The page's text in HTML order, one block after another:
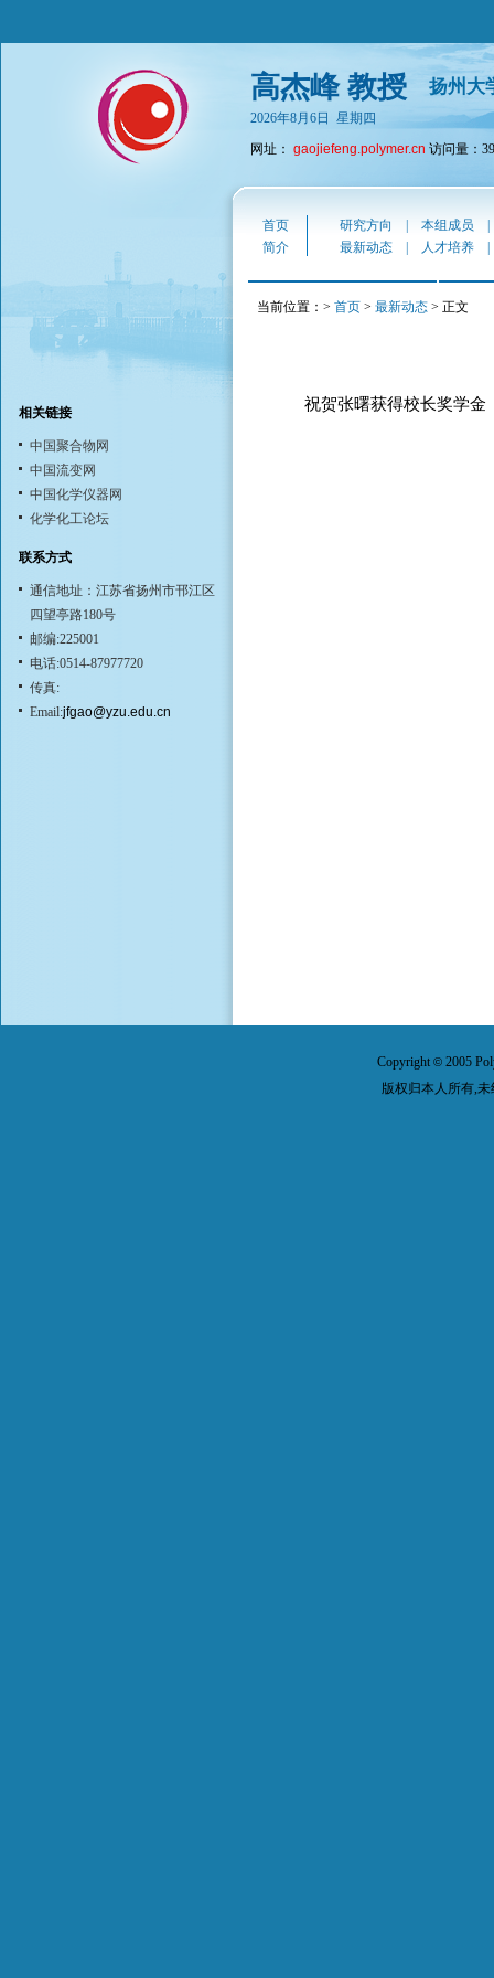
高杰峰 教授 扬州大
2026年8月6日 星期四
网址： gaojiefeng.polymer.cn 访问量：
相关链接
中国聚合物网
中国流变网
中国化学仪器网
化学化工论坛
联系方式
通信地址：江苏省扬州市邗江区
四望亭路180号
邮编:225001
电话:0514-87977720
传真:
Email:jfgao@yzu.edu.cn
首页 研究方向 本组成员
简介
最新动态 人才培养
当前位置：> 首页 > 最新动态 > 正文
祝贺张曙获得校长奖学金
Copyright© 2005
版权归本人所有,